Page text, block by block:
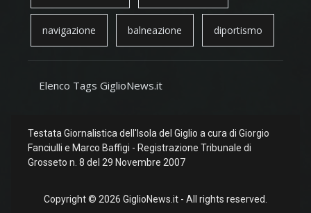
navigazione balneazione diportismo
Elenco Tags GiglioNews.it
Testata Giornalistica dell'Isola del Giglio a cura di Giorgio
Fanciulli e Marco Baffigi - Registrazione Tribunale di
Grosseto n. 8 del 29 Novembre 2007
Copyright © 2026 GiglioNews.it - All rights reserved.